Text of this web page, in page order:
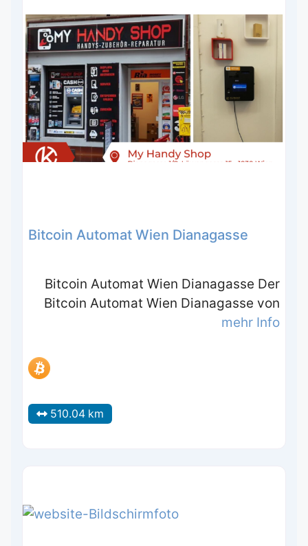
Bitcoin Automat Wien Dianagasse
Bitcoin Automat Wien Dianagasse Der
Bitcoin Automat Wien Dianagasse von
mehr Info
510.04 km